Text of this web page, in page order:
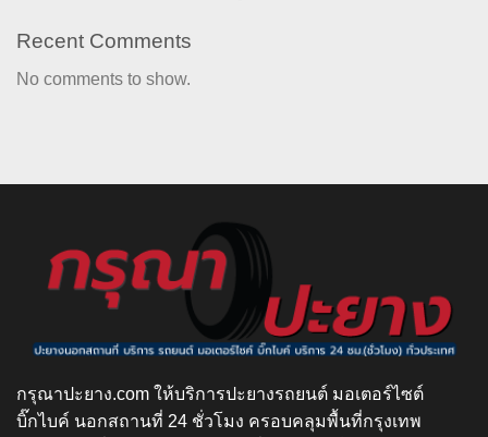
Recent Comments
No comments to show.
กรุณาปะยาง.com ให้บริการปะยางรถยนต์ มอเตอร์ไซต์
บิ๊กไบค์ นอกสถานที่ 24 ชั่วโมง ครอบคลุมพื้นที่กรุงเทพ